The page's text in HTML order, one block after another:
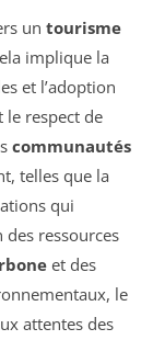
un tourisme
implique la
et l’adoption
le respect de
communautés
telles que la
qui
des ressources
et des
le
attentes des